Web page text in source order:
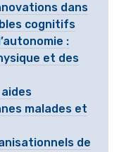
dans
cognitifs
:
et des
malades et
de